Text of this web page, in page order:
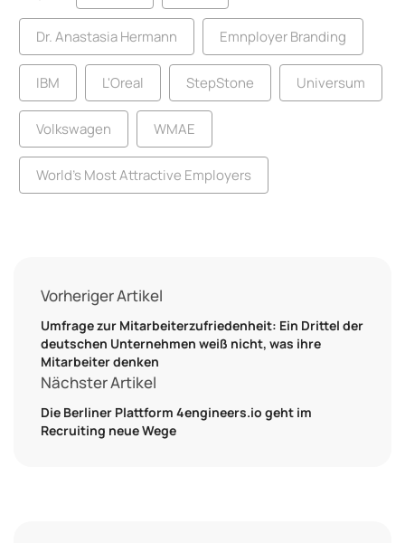
Dr. Anastasia Hermann Emnployer Branding
IBM L'Oreal StepStone Universum
Volkswagen WMAE
World’s Most Attractive Employers
Vorheriger Artikel
Umfrage zur Mitarbeiterzufriedenheit: Ein Drittel der
deutschen Unternehmen weiß nicht, was ihre
Mitarbeiter denken
Nächster Artikel
Die Berliner Plattform 4engineers.io geht im
Recruiting neue Wege